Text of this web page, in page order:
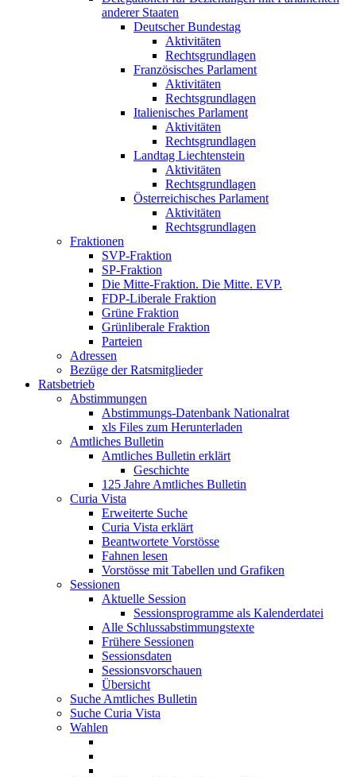
anderer Staaten
Deutscher Bundestag
Aktivitäten
Rechtsgrundlagen
Französisches Parlament
Aktivitäten
Rechtsgrundlagen
Italienisches Parlament
Aktivitäten
Rechtsgrundlagen
Landtag Liechtenstein
Aktivitäten
Rechtsgrundlagen
Österreichisches Parlament
Aktivitäten
Rechtsgrundlagen
Fraktionen
SVP-Fraktion
SP-Fraktion
Die Mitte-Fraktion. Die Mitte. EVP.
FDP-Liberale Fraktion
Grüne Fraktion
Grünliberale Fraktion
Parteien
Adressen
Bezüge der Ratsmitglieder
Ratsbetrieb
Abstimmungen
Abstimmungs-Datenbank Nationalrat
xls Files zum Herunterladen
Amtliches Bulletin
Amtliches Bulletin erklärt
Geschichte
125 Jahre Amtliches Bulletin
Curia Vista
Erweiterte Suche
Curia Vista erklärt
Beantwortete Vorstösse
Fahnen lesen
Vorstösse mit Tabellen und Grafiken
Sessionen
Aktuelle Session
Sessionsprogramme als Kalenderdatei
Alle Schlussabstimmungstexte
Frühere Sessionen
Sessionsdaten
Sessionsvorschauen
Übersicht
Suche Amtliches Bulletin
Suche Curia Vista
Wahlen